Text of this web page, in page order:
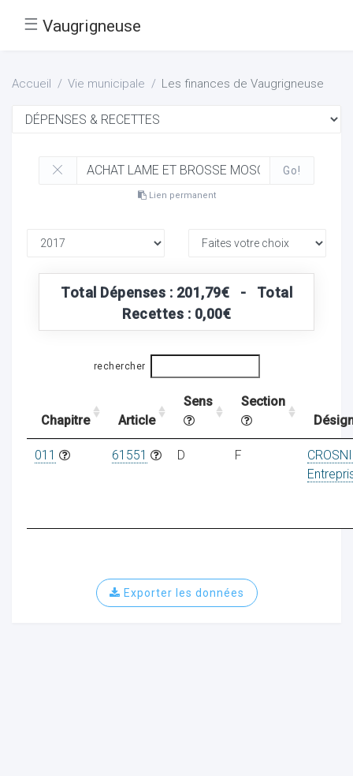
☰ Vaugrigneuse
Accueil Vie municipale Les finances de Vaugrigneuse
Go!
Lien permanent
Total Dépenses : 201,79€ - Total
Recettes : 0,00€
rechercher
Chapitre Article
Sens
Section
011 61551 D F
Exporter les données